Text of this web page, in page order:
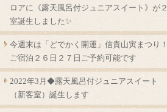
ロアに《露天風呂付ジュニアスイート》が２
室誕生しました✨
今週末は「どでかく開運」信貴山寅まつり！
ご宿泊２６日２７日ご予約可能です
2022年3月◆露天風呂付ジュニアスイート
（新客室）誕生します